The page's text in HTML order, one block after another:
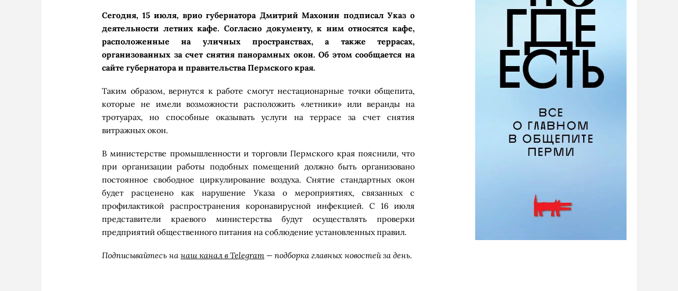
Сегодня, 15 июля, врио губернатора Дмитрий Махонин подписал Указ о
деятельности летних кафе. Согласно документу, к ним относятся кафе,
расположенные на уличных пространствах, а также террасах,
организованных за счет снятия панорамных окон. Об этом сообщается на
сайте губернатора и правительства Пермского края.
Таким образом, вернутся к работе смогут нестационарные точки общепита,
которые не имели возможности расположить «летники» или веранды на
тротуарах, но способные оказывать услуги на террасе за счет снятия
витражных окон.
В министерстве промышленности и торговли Пермского края пояснили, что
при организации работы подобных помещений должно быть организовано
постоянное свободное циркулирование воздуха. Снятие стандартных окон
будет расценено как нарушение Указа о мероприятиях, связанных с
профилактикой распространения коронавирусной инфекцией. С 16 июля
представители краевого министерства будут осуществлять проверки
предприятий общественного питания на соблюдение установленных правил.
Подписывайтесь нанаш канал в Telegram — подборка главных новостей за день.